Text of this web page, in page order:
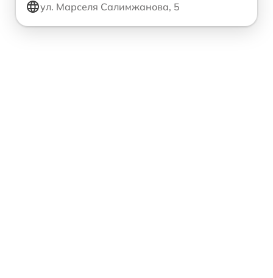
ул. Марселя Салимжанова, 5